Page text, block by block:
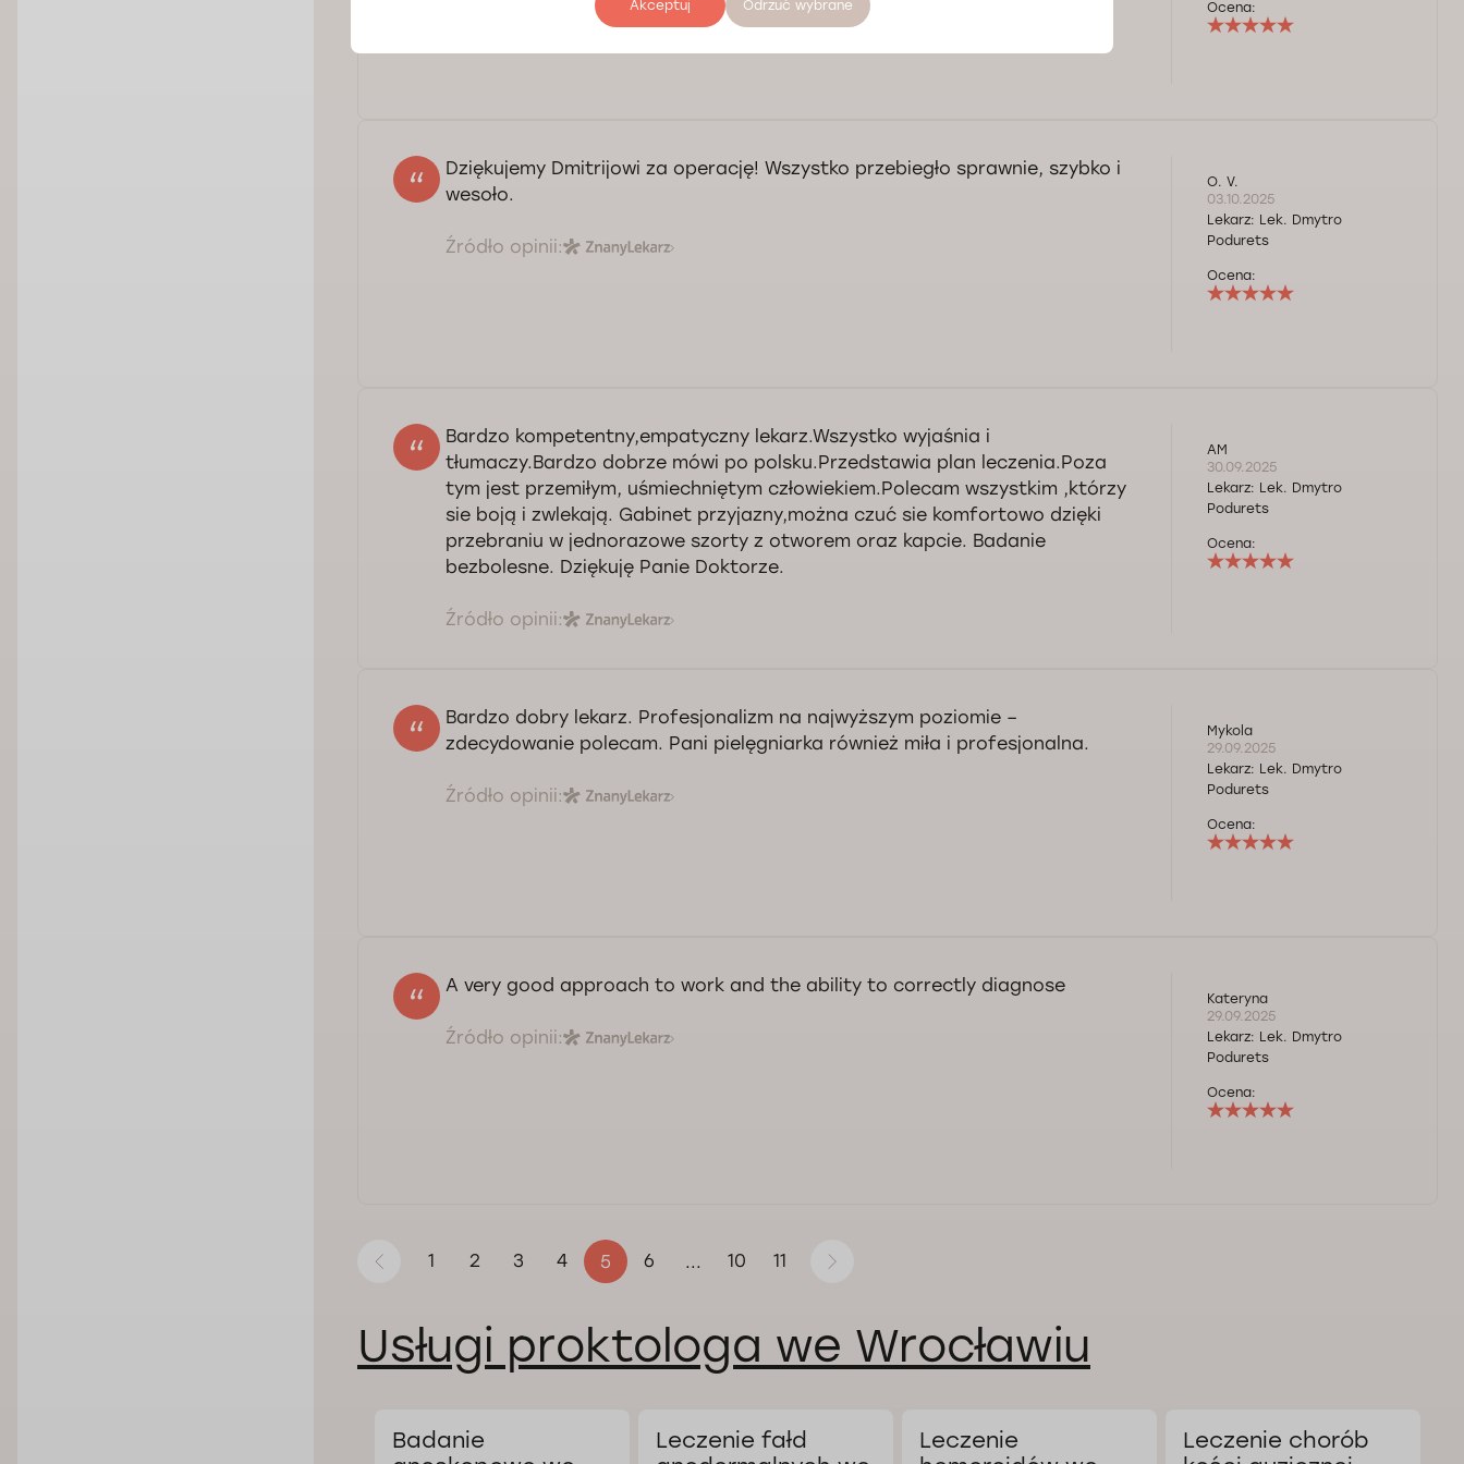
Ocena:
Dziękujemy Dmitrijowi za operację! Wszystko przebiegło sprawnie, szybko i
wesoło.
Źródło opinii:
O. V.
03.10.2025
Lekarz: Lek. Dmytro
Podurets
Ocena:
Bardzo kompetentny,empatyczny lekarz.Wszystko wyjaśnia i
tłumaczy.Bardzo dobrze mówi po polsku.Przedstawia plan leczenia.Poza
tym jest przemiłym, uśmiechniętym człowiekiem.Polecam wszystkim ,którzy
sie boją i zwlekają. Gabinet przyjazny,można czuć sie komfortowo dzięki
przebraniu w jednorazowe szorty z otworem oraz kapcie. Badanie
bezbolesne. Dziękuję Panie Doktorze.
Źródło opinii:
AM
30.09.2025
Lekarz: Lek. Dmytro
Podurets
Ocena:
Bardzo dobry lekarz. Profesjonalizm na najwyższym poziomie –
zdecydowanie polecam. Pani pielęgniarka również miła i profesjonalna.
Źródło opinii:
Mykola
29.09.2025
Lekarz: Lek. Dmytro
Podurets
Ocena:
A very good approach to work and the ability to correctly diagnose
Źródło opinii:
Kateryna
29.09.2025
Lekarz: Lek. Dmytro
Podurets
Ocena:
1 2 3 4 5 6 ... 10 11
Usługi proktologa we Wrocławiu
Badanie
Leczenie fałd
Leczenie
Leczenie chorób
Akceptuj Odrzuć wybrane